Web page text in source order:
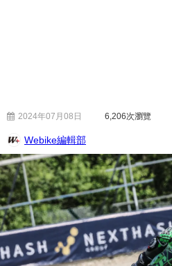
2024年07月08日 6,206次瀏覽
Webike編輯部